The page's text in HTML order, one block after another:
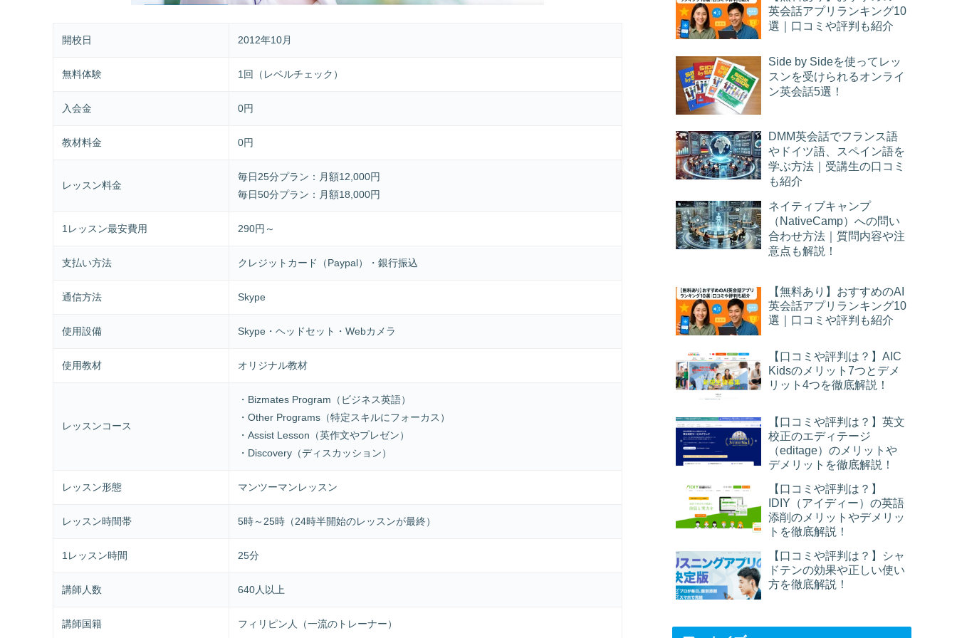
開校日 2012年10月
無料体験 1回（レベルチェック）
入会金 0円
教材料金 0円
レッスン料金
毎日25分プラン：月額12,000円
毎日50分プラン：月額18,000円
1レッスン最安費用 290円～
支払い方法 クレジットカード（Paypal）・銀行振込
通信方法 Skype
使用設備 Skype・ヘッドセット・Webカメラ
使用教材 オリジナル教材
レッスンコース
・Bizmates Program（ビジネス英語）
・Other Programs（特定スキルにフォーカス）
・Assist Lesson（英作文やプレゼン）
・Discovery（ディスカッション）
レッスン形態 マンツーマンレッスン
レッスン時間帯 5時～25時（24時半開始のレッスンが最終）
1レッスン時間 25分
講師人数 640人以上
講師国籍 フィリピン人（一流のトレーナー）
英会話アプリランキング10
選｜口コミや評判も紹介
Side by Sideを使ってレッ
スンを受けられるオンライ
ン英会話5選！
DMM英会話でフランス語
やドイツ語、スペイン語を
学ぶ方法｜受講生の口コミ
も紹介
ネイティブキャンプ
（NativeCamp）への問い
合わせ方法｜質問内容や注
意点も解説！
【無料あり】おすすめのAI
英会話アプリランキング10
選｜口コミや評判も紹介
【口コミや評判は？】AIC
Kidsのメリット7つとデメ
リット4つを徹底解説！
【口コミや評判は？】英文
校正のエディテージ
（editage）のメリットや
デメリットを徹底解説！
【口コミや評判は？】
IDIY（アイディー）の英語
添削のメリットやデメリッ
トを徹底解説！
【口コミや評判は？】シャ
ドテンの効果や正しい使い
方を徹底解説！